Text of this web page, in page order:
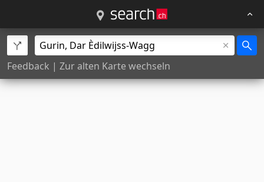
Feedback | Zur alten Karte wechseln